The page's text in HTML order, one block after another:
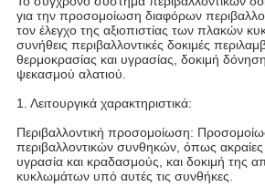
για την προσομοίωση διαφόρων
τον έλεγχο της αξιοπιστίας των πλακών
συνήθεις περιβαλλοντικές δοκιμές
θερμοκρασίας και υγρασίας, δοκιμή
ψεκασμού αλατιού.
1. Λειτουργικά χαρακτηριστικά:
Περιβαλλοντική προσομοίωση:
περιβαλλοντικών συνθηκών, όπως ακραίες
υγρασία και κραδασμούς, και δοκιμή της
κυκλωμάτων υπό αυτές τις συνθήκες.